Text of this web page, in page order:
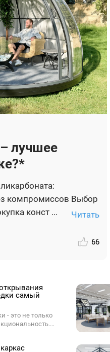
лучшее
компромиссов Выбор
конст ...
Читать
66
самый
- это не только
зависит,